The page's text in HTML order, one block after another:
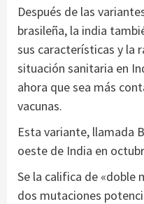
Después de las
brasileña, la india
sus características y la
situación sanitaria en
ahora que sea más
vacunas.
Esta variante, llamada
oeste de India en
Se la califica de «doble
dos mutaciones